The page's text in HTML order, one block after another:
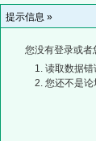
提示信息 »
您没有登录或者
读取数据
您还不是